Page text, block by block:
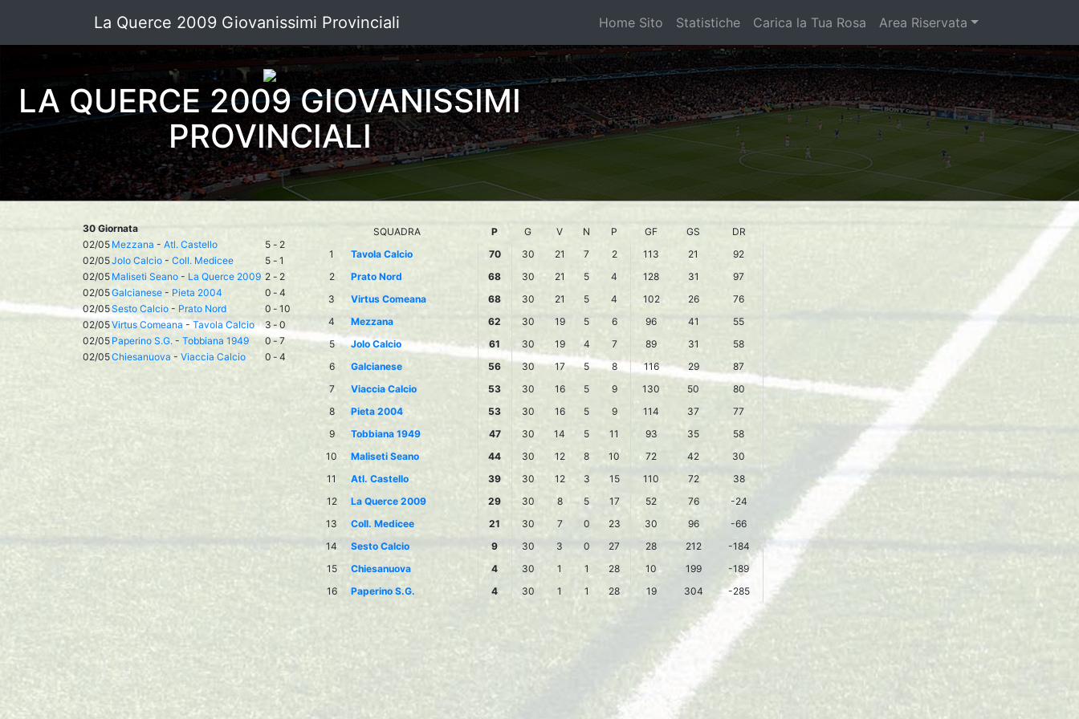
La Querce 2009 Giovanissimi Provinciali Home Sito Statistiche Carica la Tua Rosa Area Riservata
LA QUERCE 2009 GIOVANISSIMI
PROVINCIALI
30 Giornata
02/05 Mezzana - Atl. Castello 5 - 2
02/05Jolo Calcio - Coll. Medicee 5 - 1
02/05 Maliseti Seano - La Querce 2009 2 - 2
02/05Galcianese - Pieta 2004 0 - 4
02/05Sesto Calcio - Prato Nord 0 - 10
02/05Virtus Comeana - Tavola Calcio 3- 0
02/05 Paperino S.G. - Tobbiana 1949 0-7
02/05Chiesanuova - Viaccia Calcio 0 - 4
SQUADRA P G V N P GF GS
DR
1
Tavola Calcio 70 30 21 7 2 113 21
92
2
Prato Nord 68 30 21 5 4 128 31
97
3
Virtus Comeana 68 30 21 5 4 102 26
76
4
Mezzana 62 30 19 5 6 96 41
55
5
Jolo Calcio 61 30 19 4 7 89 31
58
6
Galcianese 56 30 17 5 8 116 29
87
7
Viaccia Calcio 53 30 16 5 9 130 50
80
8
Pieta 2004 53 30 16 5 9 114 37
77
9
Tobbiana 1949 47 30 14 5 11 93 35
58
10
Maliseti Seano 44 30 12 8 10 72 42
30
11
Atl. Castello 39 30 12 3 15 110 72
38
12
La Querce 2009 29 30 8 5 17 52 76
-24
13
Coll. Medicee 21 30 7 0 23 30 96
-66
14
Sesto Calcio 9 30 3 0 27 28 212
-184
15
Chiesanuova 4 30 1 1 28 10 199
-189
16
Paperino S.G. 4 30 1 1 28 19 304 -285